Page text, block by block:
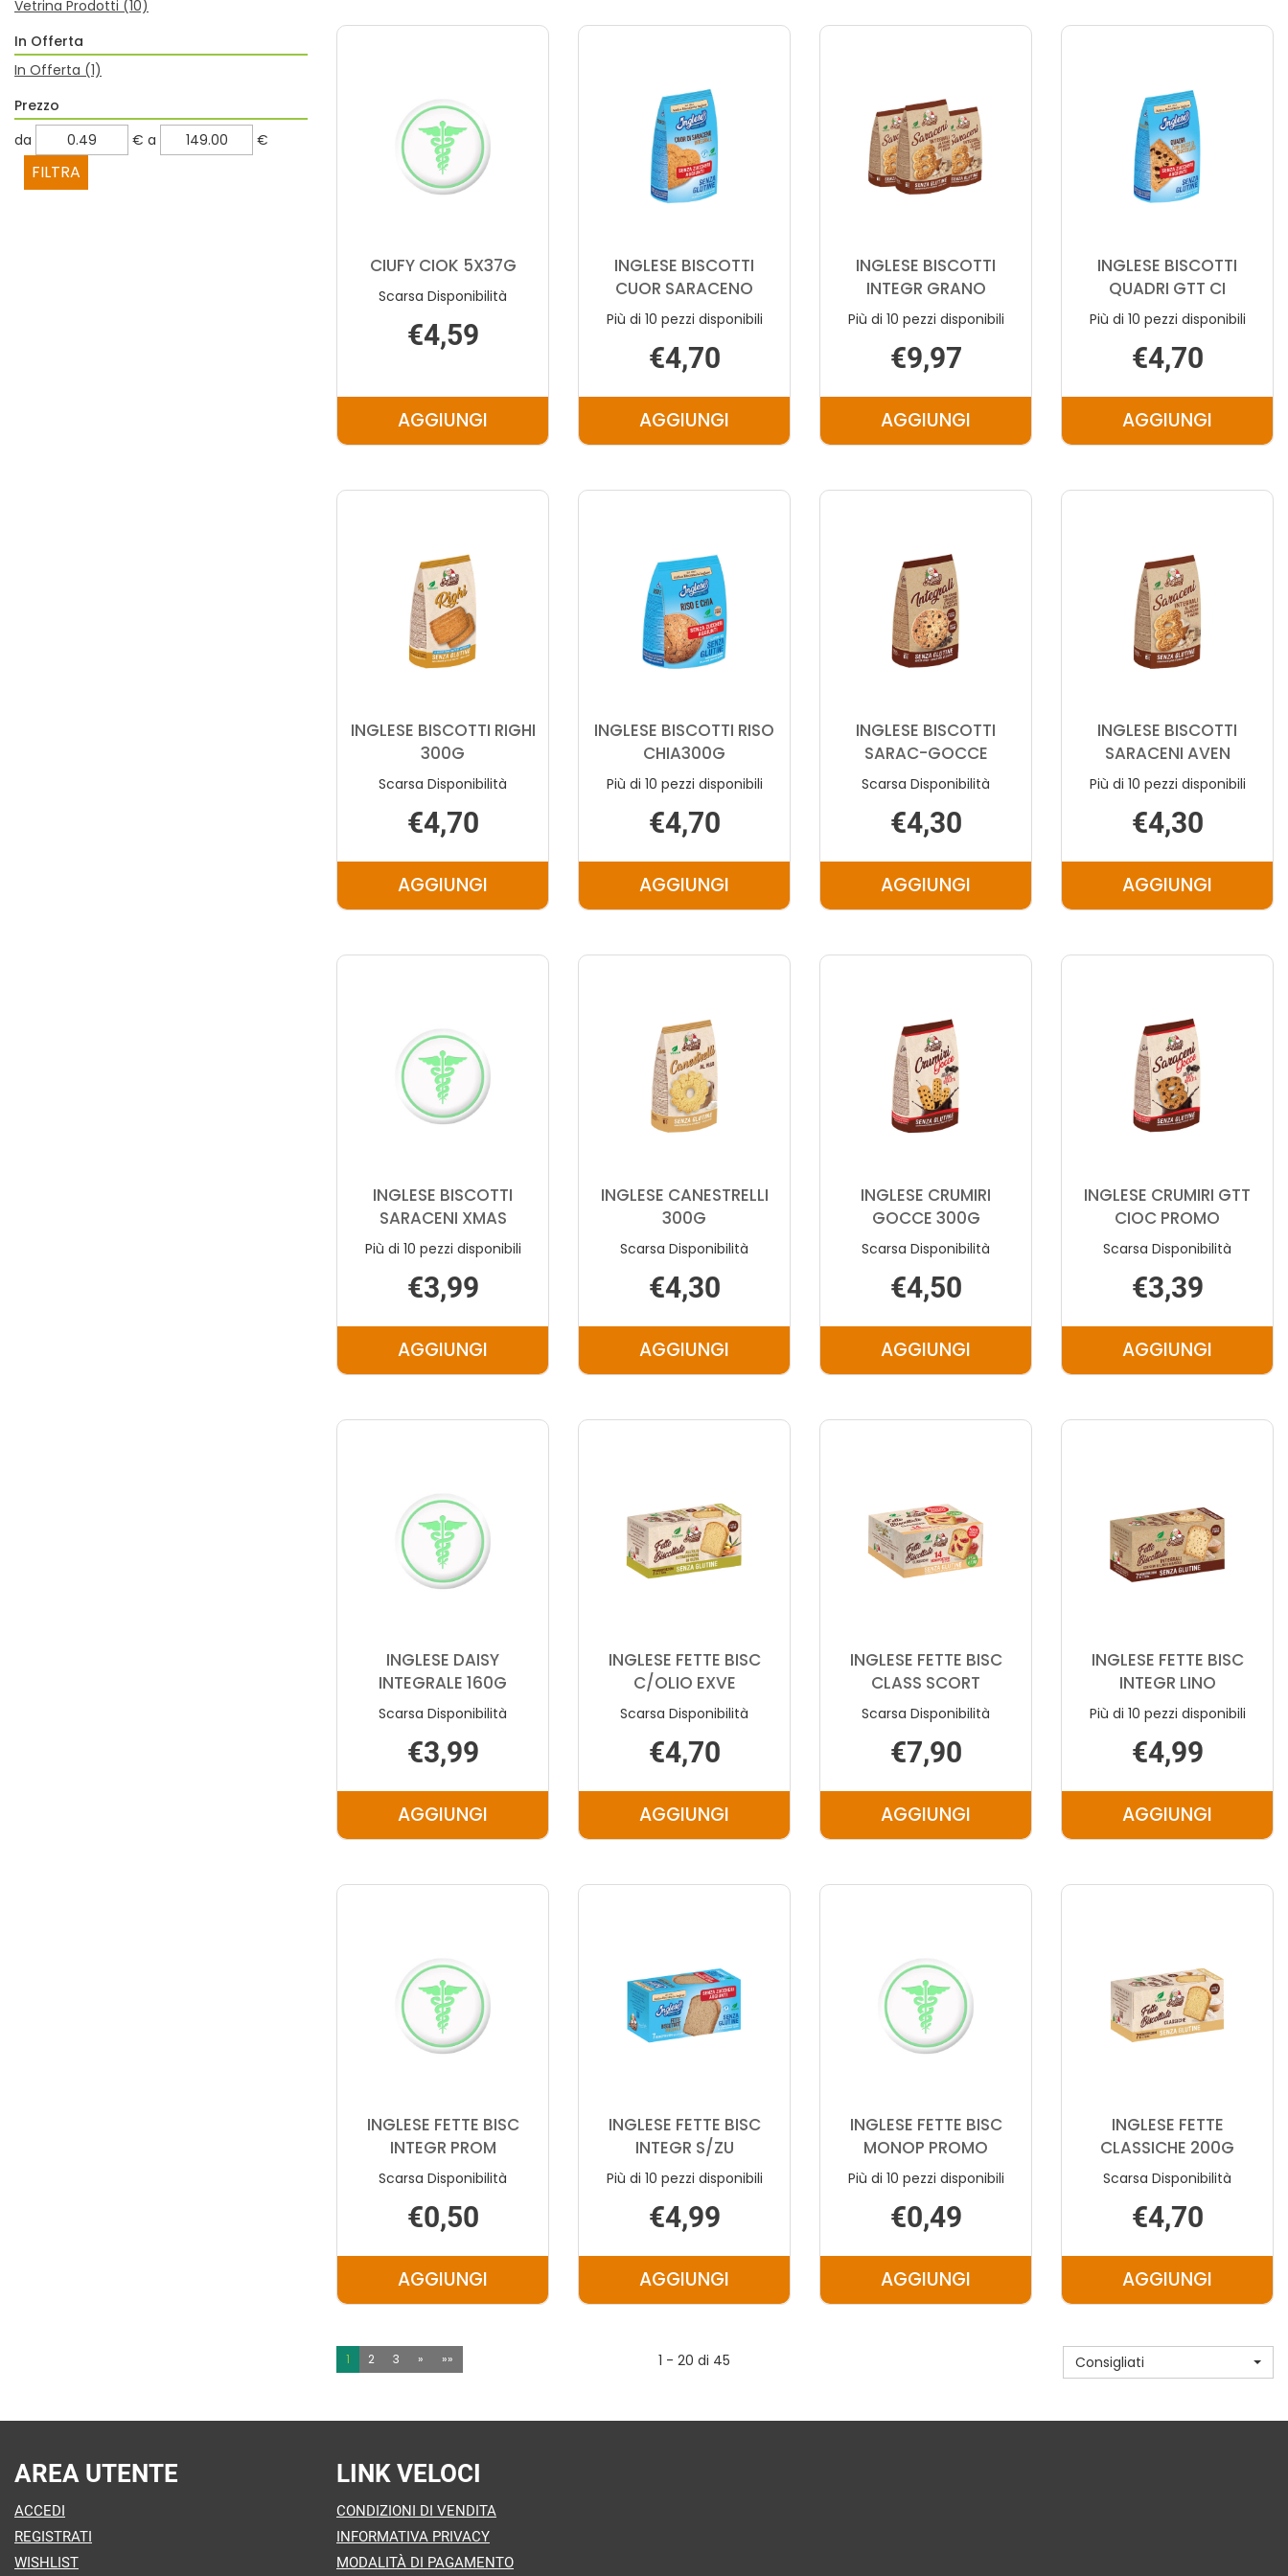
Vetrina Prodotti (10)
In Offerta
In Offerta (1)
Prezzo
filtra
da
da € filtra
a €
CIUFY CIOK 5X37G
Scarsa Disponibilità
€4,59
AGGIUNGIAGGIUNGI CIUFY
5X37G AL
INGLESE BISCOTTI
CUOR SARACENO
Più di 10 pezzi disponibili
€4,70
AGGIUNGIAGGIUNGI INGLESE
CUOR
INGLESE BISCOTTI
INTEGR GRANO
Più di 10 pezzi disponibili
€9,97
AGGIUNGIAGGIUNGI INGLESE
INTEGR
INGLESE BISCOTTI
QUADRI GTT CI
Più di 10 pezzi disponibili
€4,70
AGGIUNGIAGGIUNGI
QUADRI
CARRELLO
INGLESE BISCOTTI RIGHI
300G
Scarsa Disponibilità
€4,70
AGGIUNGIAGGIUNGI INGLESE
RIGHI
INGLESE BISCOTTI RISO
CHIA300G
Più di 10 pezzi disponibili
€4,70
AGGIUNGIAGGIUNGI INGLESE
RISO
INGLESE BISCOTTI
SARAC-GOCCE
Scarsa Disponibilità
€4,30
AGGIUNGIAGGIUNGI INGLESE
SARAC-
INGLESE BISCOTTI
SARACENI AVEN
Più di 10 pezzi disponibili
€4,30
AGGIUNGIAGGIUNGI
SARACENI
INGLESE BISCOTTI
SARACENI XMAS
Più di 10 pezzi disponibili
€3,99
AGGIUNGIAGGIUNGI INGLESE
SARACENI
INGLESE CANESTRELLI
300G
Scarsa Disponibilità
€4,30
AGGIUNGIAGGIUNGI INGLESE
300G AL
INGLESE CRUMIRI
GOCCE 300G
Scarsa Disponibilità
€4,50
AGGIUNGIAGGIUNGI INGLESE
GOCCE
INGLESE CRUMIRI GTT
CIOC PROMO
Scarsa Disponibilità
€3,39
AGGIUNGIAGGIUNGI
GTT
INGLESE DAISY
INTEGRALE 160G
Scarsa Disponibilità
€3,99
AGGIUNGIAGGIUNGI INGLESE
INTEGRALE
INGLESE FETTE BISC
C/OLIO EXVE
Scarsa Disponibilità
€4,70
AGGIUNGIAGGIUNGI INGLESE
BISC
CARRELLO
INGLESE FETTE BISC
CLASS SCORT
Scarsa Disponibilità
€7,90
AGGIUNGIAGGIUNGI INGLESE
BISC
CARRELLO
INGLESE FETTE BISC
INTEGR LINO
Più di 10 pezzi disponibili
€4,99
AGGIUNGIAGGIUNGI
BISC
CARRELLO
INGLESE FETTE BISC
INTEGR PROM
Scarsa Disponibilità
€0,50
AGGIUNGIAGGIUNGI INGLESE
BISC
INTEGR
CARRELLO
INGLESE FETTE BISC
INTEGR S/ZU
Più di 10 pezzi disponibili
€4,99
AGGIUNGIAGGIUNGI INGLESE
INTEGR
CARRELLO
INGLESE FETTE BISC
MONOP PROMO
Più di 10 pezzi disponibili
€0,49
AGGIUNGIAGGIUNGI INGLESE
CARRELLO
INGLESE FETTE
CLASSICHE 200G
Scarsa Disponibilità
€4,70
AGGIUNGIAGGIUNGI
CLASSICHE
200G AL
1 2 3 » »» 1 - 20 di 45 Consigliati
AREA UTENTE
ACCEDI
REGISTRATI
WISHLIST
LINK VELOCI
CONDIZIONI DI VENDITA
INFORMATIVA PRIVACY
MODALITÀ DI PAGAMENTO